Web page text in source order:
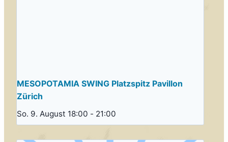
MESOPOTAMIA SWING Platzspitz Pavillon
Zürich
So. 9. August 18:00 - 21:00